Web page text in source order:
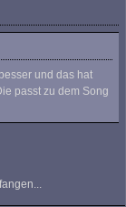
und das hat
passt zu dem Song